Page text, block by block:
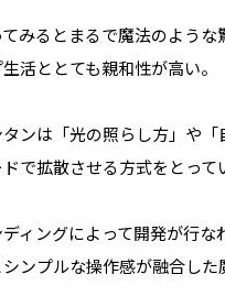
みるとまるで魔法のよう
活ととても親和性が高い。
ンは「光の照らし方」や
で拡散させる方式をとっ
ィングによって開発が行
ンプルな操作感が融合した